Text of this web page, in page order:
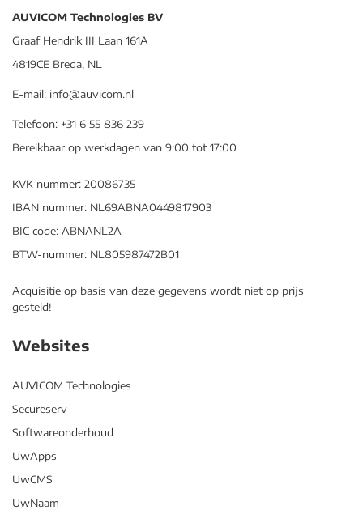
AUVICOM Technologies BV
Graaf Hendrik III Laan 161A
4819CE Breda, NL
E-mail: info@auvicom.nl
Telefoon: +31 6 55 836 239
Bereikbaar op werkdagen van 9:00 tot 17:00
KVK nummer: 20086735
IBAN nummer: NL69ABNA0449817903
BIC code: ABNANL2A
BTW-nummer: NL805987472B01
Acquisitie op basis van deze gegevens wordt niet op prijs
gesteld!
Websites
AUVICOM Technologies
Secureserv
Softwareonderhoud
UwApps
UwCMS
UwNaam